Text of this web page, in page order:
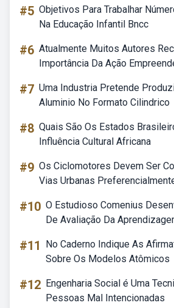
#5 Objetivos Para Trabalhar
Na Educação Infantil Bncc
#6 Atualmente Muitos Autores
Importância Da Ação
#7 Uma Industria Pretende
Aluminio No Formato Cilindrico
#8 Quais São Os Estados
Influência Cultural Africana
#9 Os Ciclomotores Devem Ser
Vias Urbanas
#10 O Estudioso Comenius
De Avaliação Da
#11
No Caderno Indique As
Sobre Os Modelos Atômicos
#12 Engenharia Social é Uma
Pessoas Mal Intencionadas